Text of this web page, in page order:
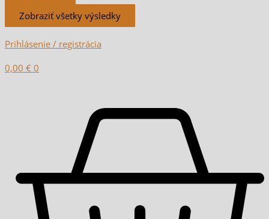
Zobraziť všetky výsledky
Prihlásenie / registrácia
0,00 € 0